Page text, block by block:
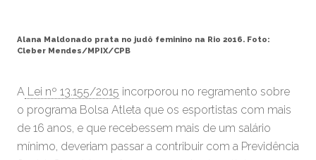
Alana Maldonado prata no judô feminino na Rio 2016. Foto:
Cleber Mendes/MPIX/CPB
A Lei nº 13.155/2015 incorporou no regramento sobre
o programa Bolsa Atleta que os esportistas com mais
de 16 anos, e que recebessem mais de um salário
mínimo, deveriam passar a contribuir com a Previdência